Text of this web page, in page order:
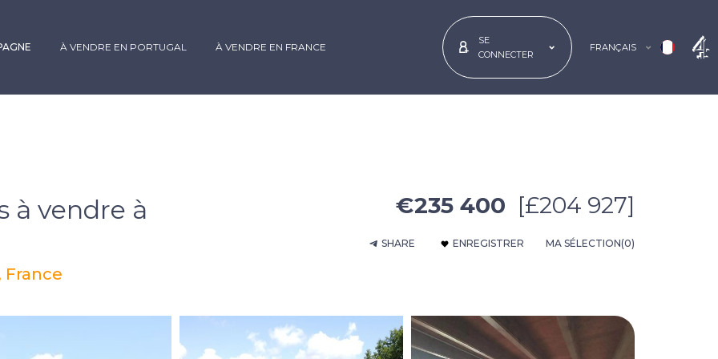
À VENDRE EN PORTUGAL À VENDRE EN FRANCE
SE
CONNECTER
FRANÇAIS
à vendre à
France
€235 400 [£204 927]
SHARE ENREGISTRER MA SÉLECTION(0)